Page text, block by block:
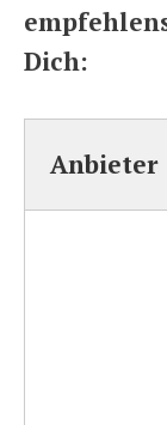
Dich:
Anbieter